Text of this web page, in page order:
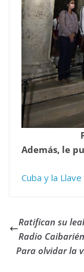
Además, le
Cuba y la
Ratifican su
Radio
Para olvidar la